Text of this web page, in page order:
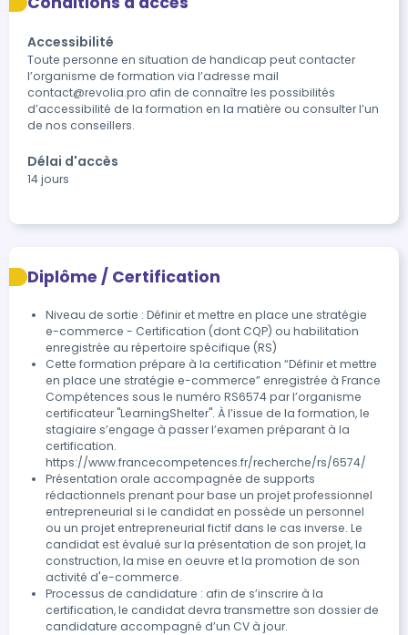
Accessibilité
Toute personne en situation de handicap peut contacter
l’organisme de formation via l’adresse mail
contact@revolia.pro afin de connaître les possibilités
d’accessibilité de la formation en la matière ou consulter l’un
de nos conseillers.
Délai d'accès
14 jours
Diplôme / Certification
Niveau de sortie : Définir et mettre en place une stratégie
e-commerce - Certification (dont CQP) ou habilitation
enregistrée au répertoire spécifique (RS)
Cette formation prépare à la certification “Définir et mettre
en place une stratégie e-commerce” enregistrée à France
Compétences sous le numéro RS6574 par l’organisme
certificateur "LearningShelter". À l’issue de la formation, le
stagiaire s’engage à passer l’examen préparant à la
certification.
https://www.francecompetences.fr/recherche/rs/6574/
Présentation orale accompagnée de supports
rédactionnels prenant pour base un projet professionnel
entrepreneurial si le candidat en possède un personnel
ou un projet entrepreneurial fictif dans le cas inverse. Le
candidat est évalué sur la présentation de son projet, la
construction, la mise en oeuvre et la promotion de son
activité d'e-commerce.
Processus de candidature : afin de s’inscrire à la
certification, le candidat devra transmettre son dossier de
candidature accompagné d’un CV à jour.